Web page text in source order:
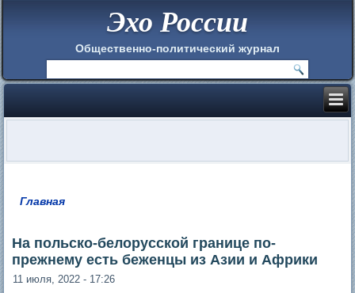
Эхо России
Общественно-политический журнал
Главная
На польско-белорусской границе по-
прежнему есть беженцы из Азии и Африки
11 июля, 2022 - 17:26